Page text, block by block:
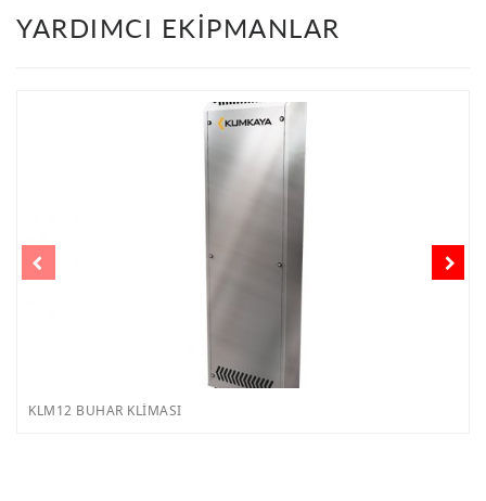
YARDIMCI EKİPMANLAR
KLM12 BUHAR KLİMASI